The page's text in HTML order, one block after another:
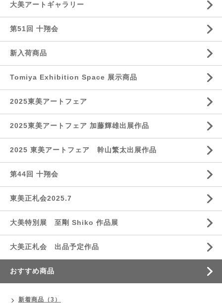
大美アートギャラリー
第51回 十翔会
新入荷商品
Tomiya Exhibition Space 展示商品
2025東美アートフェア
2025東美アートフェア 加藤輝雄出展作品
2025 東美アートフェア 幹山繁太出展作品
第44回 十翔会
東美正札会2025.7
大美特別展 至剛 Shiko 作品展
大美正札会 出品予定作品
おすすめ商品
新着商品（3）